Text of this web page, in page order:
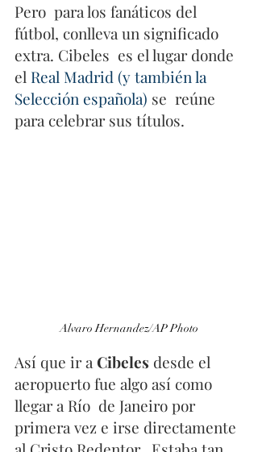
Pero  para los fanáticos del
fútbol, conlleva un significado
extra. Cibeles  es el lugar donde
el Real Madrid (y también la
Selección española) se  reúne
para celebrar sus títulos.
Alvaro Hernandez/AP Photo
Así que ir a Cibeles desde el
aeropuerto fue algo así como
llegar a Río  de Janeiro por
primera vez e irse directamente